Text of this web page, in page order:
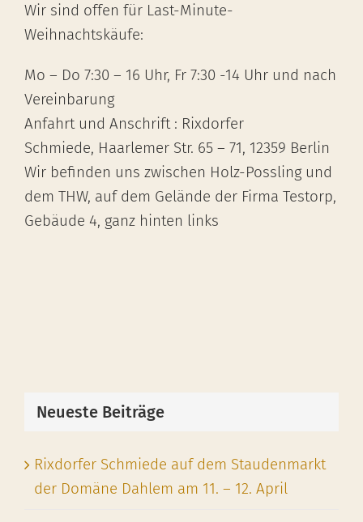
Wir sind offen für Last-Minute-
Weihnachtskäufe:
Mo – Do 7:30 – 16 Uhr, Fr 7:30 -14 Uhr und nach
Vereinbarung
Anfahrt und Anschrift : Rixdorfer
Schmiede, Haarlemer Str. 65 – 71, 12359 Berlin
Wir befinden uns zwischen Holz-Possling und
dem THW, auf dem Gelände der Firma Testorp,
Gebäude 4, ganz hinten links
Neueste Beiträge
Rixdorfer Schmiede auf dem Staudenmarkt
der Domäne Dahlem am 11. – 12. April